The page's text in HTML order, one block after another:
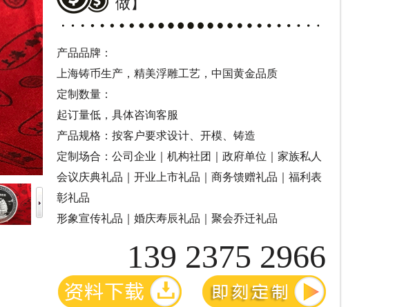
产品品牌：
上海铸币生产，精美浮雕工艺，中国黄金品质
定制数量：
起订量低，具体咨询客服
产品规格：按客户要求设计、开模、铸造
定制场合：公司企业｜机构社团｜政府单位｜家族私人
会议庆典礼品｜开业上市礼品｜商务馈赠礼品｜福利表
彰礼品
形象宣传礼品｜婚庆寿辰礼品｜聚会乔迁礼品
139 2375 2966